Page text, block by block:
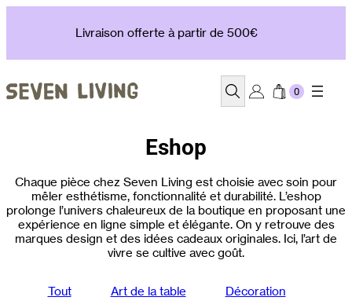
Livraison offerte à partir de 500€
Recherche
Eshop
Chaque pièce chez Seven Living est choisie avec soin pour
mêler esthétisme, fonctionnalité et durabilité. L’eshop
prolonge l’univers chaleureux de la boutique en proposant une
expérience en ligne simple et élégante. On y retrouve des
marques design et des idées cadeaux originales. Ici, l’art de
vivre se cultive avec goût.
Tout Art de la table Décoration